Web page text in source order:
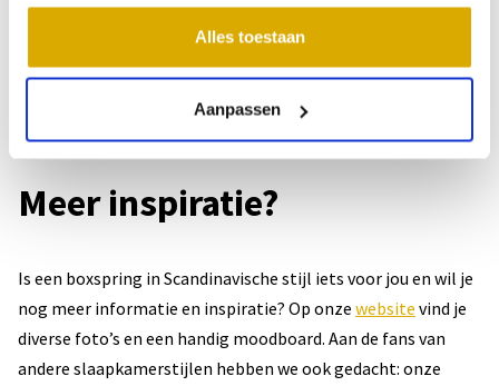
Alles toestaan
Aanpassen
elkaar afgestemde lagen en heeft hij een fijne hoge instap.
warmte-transportatie door de open verenstructuur en kan
hij naar wens geleverd worden in een elektrisch verstelbare
variant.
Meer inspiratie?
Is een boxspring in Scandinavische stijl iets voor jou en wil je
nog meer informatie en inspiratie? Op onze website vind je
diverse foto’s en een handig moodboard. Aan de fans van
andere slaapkamerstijlen hebben we ook gedacht: onze